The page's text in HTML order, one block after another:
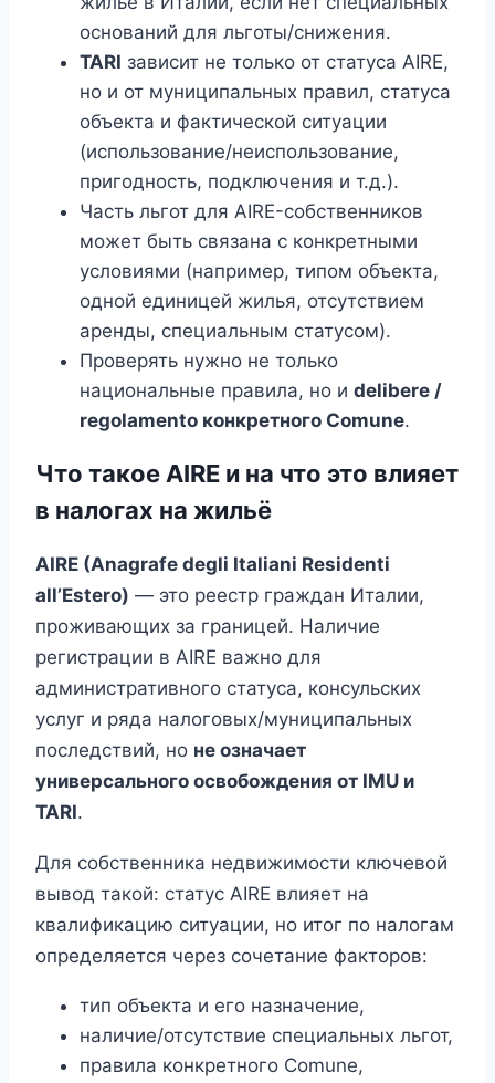
оснований для льготы/снижения.
TARI зависит не только от статуса AIRE,
но и от муниципальных правил, статуса
объекта и фактической ситуации
(использование/неиспользование,
пригодность, подключения и т.д.).
Часть льгот для AIRE-собственников
может быть связана с конкретными
условиями (например, типом объекта,
одной единицей жилья, отсутствием
аренды, специальным статусом).
Проверять нужно не только
национальные правила, но и delibere /
regolamento конкретного Comune.
Что такое AIRE и на что это влияет
в налогах на жильё
AIRE (Anagrafe degli Italiani Residenti
all’Estero) — это реестр граждан Италии,
проживающих за границей. Наличие
регистрации в AIRE важно для
административного статуса, консульских
услуг и ряда налоговых/муниципальных
последствий, но не означает
универсального освобождения от IMU и
TARI.
Для собственника недвижимости ключевой
вывод такой: статус AIRE влияет на
квалификацию ситуации, но итог по налогам
определяется через сочетание факторов:
тип объекта и его назначение,
наличие/отсутствие специальных льгот,
правила конкретного Comune,